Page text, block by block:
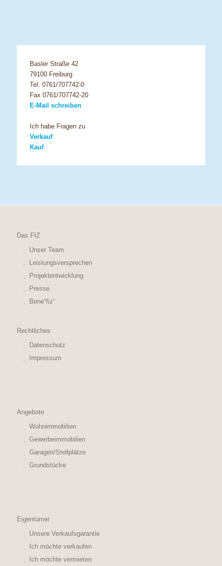
Basler Straße 42
79100 Freiburg
Tel. 0761/707742-0
Fax 0761/707742-20
E-Mail schreiben
Ich habe Fragen zu
Verkauf
Kauf
Das FIZ
Unser Team
Leistungsversprechen
Projektentwicklung
Presse
Bene“fiz“
Rechtliches
Datenschutz
Impressum
Angebote
Wohnimmobilien
Gewerbeimmobilien
Garagen/Stellplätze
Grundstücke
Eigentümer
Unsere Verkaufsgarantie
Ich möchte verkaufen
Ich möchte vermieten